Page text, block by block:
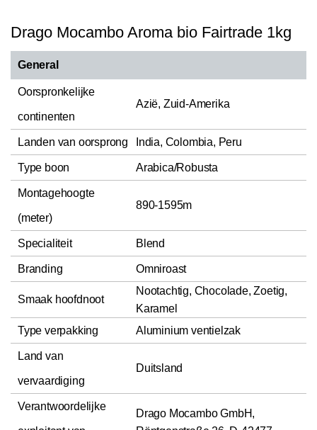
Drago Mocambo Aroma bio Fairtrade 1kg
General
Oorspronkelijke
continenten
Azië, Zuid-Amerika
Landen van oorsprong India, Colombia, Peru
Type boon Arabica/Robusta
Montagehoogte
(meter)
890-1595m
Specialiteit Blend
Branding Omniroast
Smaak hoofdnoot
Nootachtig, Chocolade, Zoetig,
Karamel
Type verpakking
Aluminium ventielzak
Land van
vervaardiging
Duitsland
Verantwoordelijke
Drago Mocambo GmbH,